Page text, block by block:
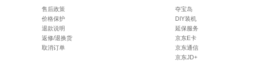
售后政策
价格保护
退款说明
返修/退换货
取消订单
夺宝岛
DIY装机
延保服务
京东E卡
京东通信
京东JD+